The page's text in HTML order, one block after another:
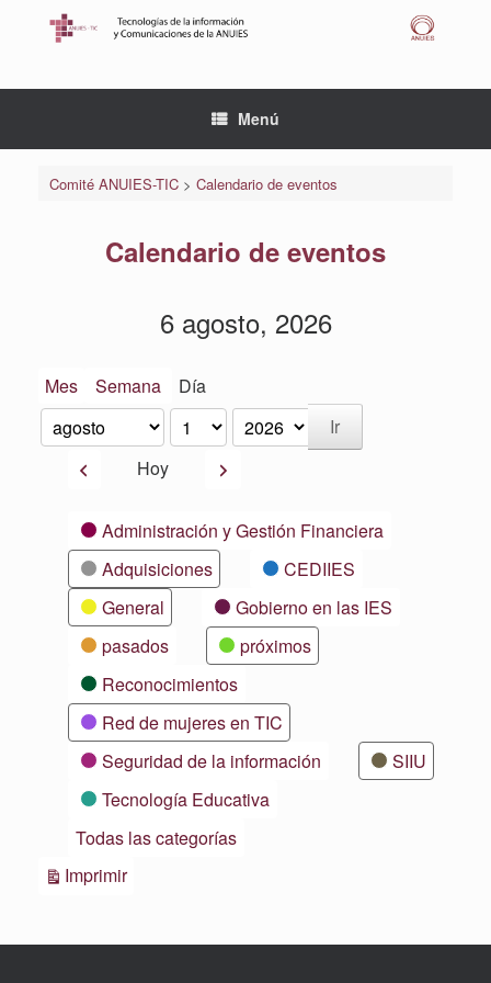
Menú
Comité ANUIES-TIC> Calendario de eventos
Calendario de eventos
6 agosto, 2026
Mes Semana Día
Mes
Día
Año
AnteriorHoy Siguiente
CategoríasAdministración y Gestión Financiera
Adquisiciones
CEDIIES
General
Gobierno en las IES
pasados
próximos
Reconocimientos
Red de mujeres en TIC
Seguridad de la información
SIIU
Tecnología Educativa
Todas las categorías
ImprimirVistas